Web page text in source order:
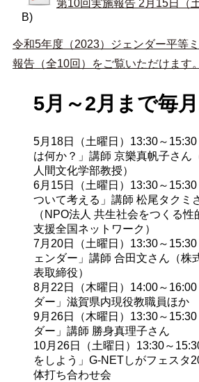
第10回実施報告 2月15日（
B)
令和5年度（2023）ジェンダー平等
報告（全10回）をご覧いただけます。
5月～2月まで毎
5月18日（土曜日）13:30～15:30
は何か？」講師 京樂真帆子さん
人間文化学部教授）
6月15日（土曜日）13:30～15:30
ついて考える」講師 松尾タクミ
（NPO法人 共生社会をつくる性
支援全国ネットワーク）
7月20日（土曜日）13:30～15:30
ェンダー」講師 合田文さん（株
表取締役）
8月22日（木曜日）14:00～16:00
ダー」滋賀県内現役教職員ほか
9月26日（木曜日）13:30～15:30
ダー」講師 勝身真理子さん
10月26日（土曜日）13:30～
をしよう」G-NETしがフェスタ
体打ち合わせ会